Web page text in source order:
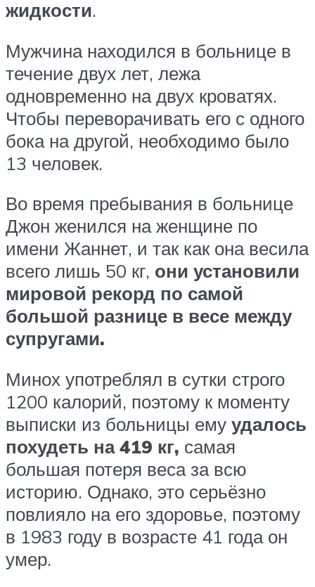
жидкости.
Мужчина находился в больнице в
течение двух лет, лежа
одновременно на двух кроватях.
Чтобы переворачивать его с одного
бока на другой, необходимо было
13 человек.
Во время пребывания в больнице
Джон женился на женщине по
имени Жаннет, и так как она весила
всего лишь 50 кг, они установили
мировой рекорд по самой
большой разнице в весе между
супругами.
Минох употреблял в сутки строго
1200 калорий, поэтому к моменту
выписки из больницы ему удалось
похудеть на 419 кг, самая
большая потеря веса за всю
историю. Однако, это серьёзно
повлияло на его здоровье, поэтому
в 1983 году в возрасте 41 года он
умер.